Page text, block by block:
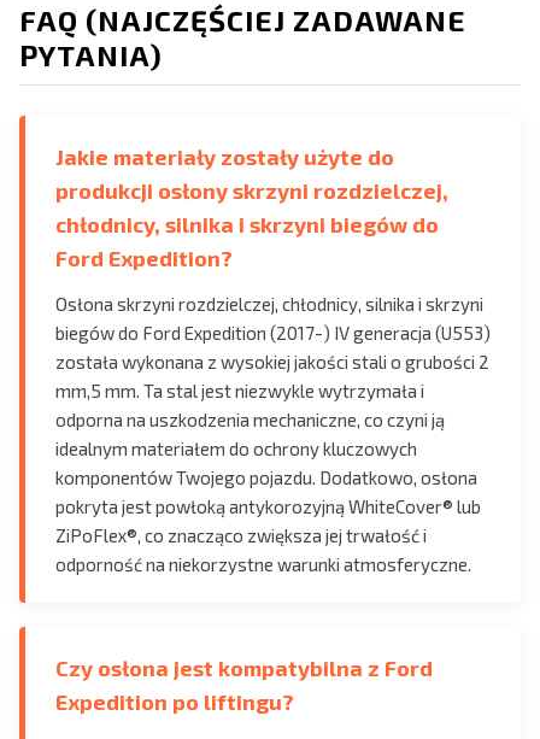
FAQ (NAJCZĘŚCIEJ ZADAWANE
PYTANIA)
Jakie materiały zostały użyte do
produkcji osłony skrzyni rozdzielczej,
chłodnicy, silnika i skrzyni biegów do
Ford Expedition?
Osłona skrzyni rozdzielczej, chłodnicy, silnika i skrzyni
biegów do Ford Expedition (2017-) IV generacja (U553)
została wykonana z wysokiej jakości stali o grubości 2
mm,5 mm. Ta stal jest niezwykle wytrzymała i
odporna na uszkodzenia mechaniczne, co czyni ją
idealnym materiałem do ochrony kluczowych
komponentów Twojego pojazdu. Dodatkowo, osłona
pokryta jest powłoką antykorozyjną WhiteCover® lub
ZiPoFlex®, co znacząco zwiększa jej trwałość i
odporność na niekorzystne warunki atmosferyczne.
Czy osłona jest kompatybilna z Ford
Expedition po liftingu?